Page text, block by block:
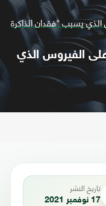
يسبب "فقدان الذاكرة
الفيروس الذي
تاريخ النشر
17 نوفمبر 2021